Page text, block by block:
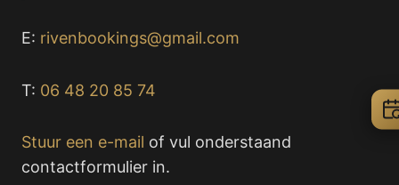
E: rivenbookings@gmail.com
T: 06 48 20 85 74
Stuur een e-mail of vul onderstaand
contactformulier in.